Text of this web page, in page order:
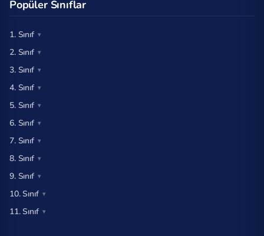
Popüler Sınıflar
1. Sınıf
2. Sınıf
3. Sınıf
4. Sınıf
5. Sınıf
6. Sınıf
7. Sınıf
8. Sınıf
9. Sınıf
10. Sınıf
11. Sınıf